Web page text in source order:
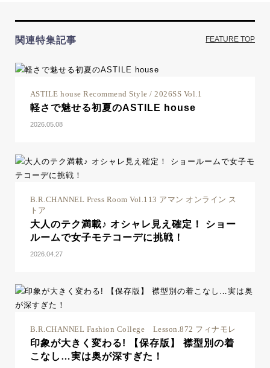
関連特集記事 FEATURE TOP
ASTILE house Recommend Style / 2026SS Vol.1
軽さで魅せる初夏のASTILE house
2026.05.08
B.R.CHANNEL Press Room Vol.113 アマン オンライン ス
トア
大人のテク満載♪ オシャレ見え確定！ ショー
ルームで女子モテコーデに挑戦！
2026.04.27
B.R.CHANNEL Fashion College Lesson.872 フィナモレ
印象が大きく変わる! 【保存版】 襟型別の着
こなし…実は奥が深すぎた！